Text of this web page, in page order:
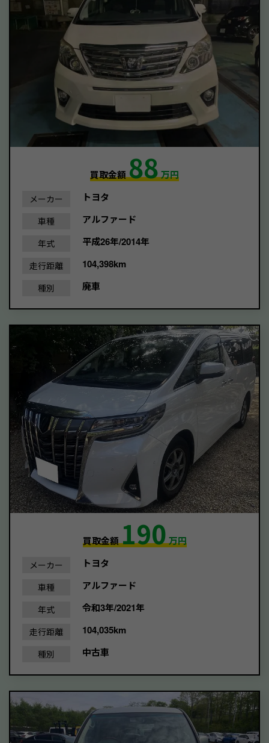
買取金額88万円
メーカー トヨタ
車種 アルファード
年式 平成26年/2014年
走行距離 104,398km
種別 廃車
買取金額190万円
メーカー トヨタ
車種 アルファード
年式 令和3年/2021年
走行距離 104,035km
種別 中古車